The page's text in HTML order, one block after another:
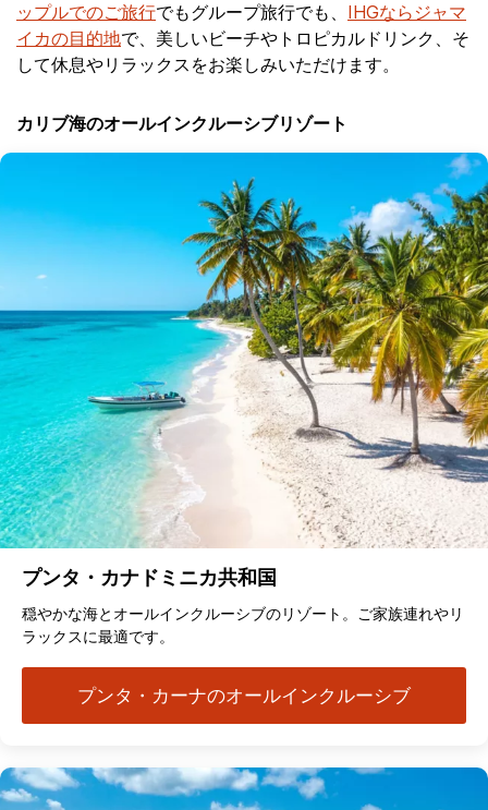
ップルでのご旅行でもグループ旅行でも、 IHGならジャマ
イカの目的地で、美しいビーチやトロピカルドリンク、そ
して休息やリラックスをお楽しみいただけます。
カリブ海のオールインクルーシブリゾート
プンタ・カナドミニカ共和国
穏やかな海とオールインクルーシブのリゾート。ご家族連れやリ
ラックスに最適です。
プンタ・カーナのオールインクルーシブ